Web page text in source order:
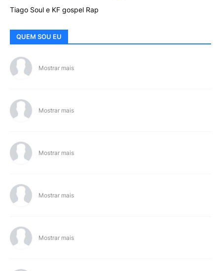
Tiago Soul e KF gospel Rap
QUEM SOU EU
Mostrar mais
Mostrar mais
Mostrar mais
Mostrar mais
Mostrar mais